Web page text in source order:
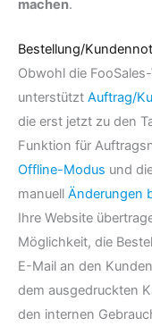
machen.
Bestellung/
Obwohl die
unterstützt Auftrag/
die erst jetzt zu den
Funktion für
Offline-Modus und
manuell Änderungen
Ihre Website
Möglichkeit, die
E-Mail an den
dem ausgedruckten
den internen